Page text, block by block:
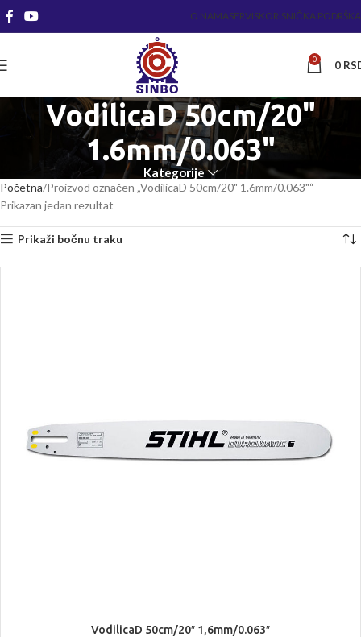
O NAMASERVISKORISNIČKA PODRŠKA
0 0
VodilicaD 50cm/20"
1.6mm/0.063"
Kategorije
Početna Proizvod označen „VodilicaD 50cm/20" 1.6mm/0.063"“
Prikazan jedan rezultat
Prikaži bočnu traku
VodilicaD 50cm/20″ 1,6mm/0.063″